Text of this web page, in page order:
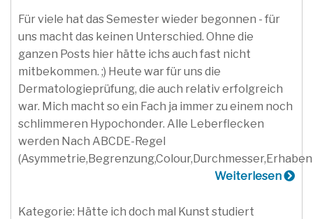
Für viele hat das Semester wieder begonnen - für
uns macht das keinen Unterschied. Ohne die
ganzen Posts hier hätte ichs auch fast nicht
mitbekommen. ;) Heute war für uns die
Dermatologieprüfung, die auch relativ erfolgreich
war. Mich macht so ein Fach ja immer zu einem noch
schlimmeren Hypochonder. Alle Leberflecken
werden Nach ABCDE-Regel
Weiterlesen
Kategorie: Hätte ich doch mal Kunst studiert